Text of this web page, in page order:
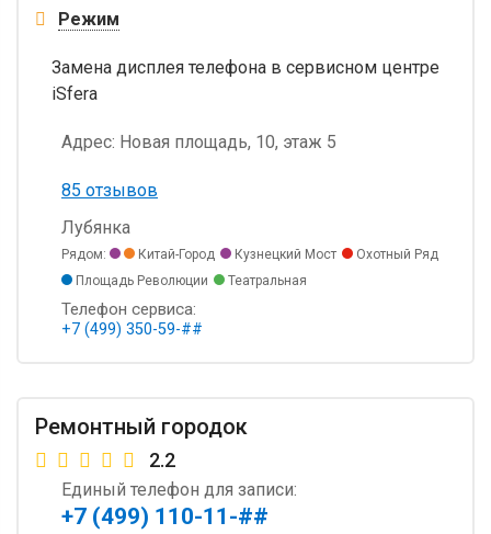
Режим
Замена дисплея телефона в сервисном центре
iSfera
Адрес: Новая площадь, 10, этаж 5
85 отзывов
Лубянка
Рядом: Китай-Город Кузнецкий Мост
Охотный Ряд
Площадь Революции
Театральная
Телефон сервиса:
+7 (499) 350-59-##
Ремонтный городок
2.2
Единый телефон для записи:
+7 (499) 110-11-##